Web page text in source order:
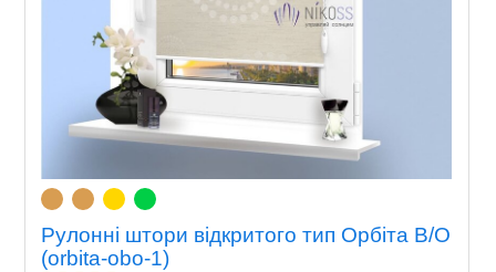
Рулонні штори відкритого тип Орбіта В/О
(orbita-obo-1)